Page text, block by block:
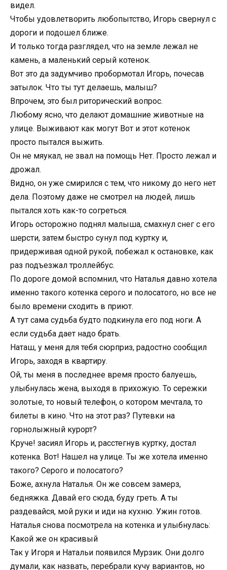
видел.
Чтобы удовлетворить любопытство, Игорь свернул с
дороги и подошел ближе.
И только тогда разглядел, что на земле лежал не
камень, а маленький серый котенок.
Вот это да задумчиво пробормотал Игорь, почесав
затылок. Что ты тут делаешь, малыш?
Впрочем, это был риторический вопрос.
Любому ясно, что делают домашние животные на
улице. Выживают как могут Вот и этот котенок
просто пытался выжить.
Он не мяукал, не звал на помощь Нет. Просто лежал и
дрожал.
Видно, он уже смирился с тем, что никому до него нет
дела. Поэтому даже не смотрел на людей, лишь
пытался хоть как-то согреться.
Игорь осторожно поднял малыша, смахнул снег с его
шерсти, затем быстро сунул под куртку и,
придерживая одной рукой, побежал к остановке, как
раз подъезжал троллейбус.
По дороге домой вспомнил, что Наталья давно хотела
именно такого котенка серого и полосатого, но все не
было времени сходить в приют.
А тут сама судьба будто подкинула его под ноги. А
если судьба дает надо брать.
Наташ, у меня для тебя сюрприз, радостно сообщил
Игорь, заходя в квартиру.
Ой, ты меня в последнее время просто балуешь,
улыбнулась жена, выходя в прихожую. То сережки
золотые, то новый телефон, о котором мечтала, то
билеты в кино. Что на этот раз? Путевки на
горнолыжный курорт?
Круче! засиял Игорь и, расстегнув куртку, достал
котенка. Вот! Нашел на улице. Ты же хотела именно
такого? Серого и полосатого?
Боже, ахнула Наталья. Он же совсем замерз,
бедняжка. Давай его сюда, буду греть. А ты
раздевайся, мой руки и иди на кухню. Ужин готов.
Наталья снова посмотрела на котенка и улыбнулась:
Какой же он красивый
Так у Игоря и Натальи появился Мурзик. Они долго
думали, как назвать, перебрали кучу вариантов, но